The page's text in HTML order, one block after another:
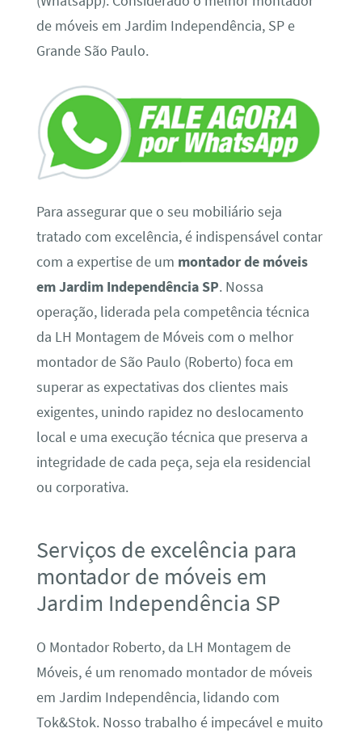
de móveis em Jardim Independência, SP e
Grande São Paulo.
Para assegurar que o seu mobiliário seja
tratado com excelência, é indispensável contar
com a expertise de um montador de móveis
em Jardim Independência SP. Nossa
operação, liderada pela competência técnica
da LH Montagem de Móveis com o melhor
montador de São Paulo (Roberto) foca em
superar as expectativas dos clientes mais
exigentes, unindo rapidez no deslocamento
local e uma execução técnica que preserva a
integridade de cada peça, seja ela residencial
ou corporativa.
Serviços de excelência para
montador de móveis em
Jardim Independência SP
O Montador Roberto, da LH Montagem de
Móveis, é um renomado montador de móveis
em Jardim Independência, lidando com
Tok&Stok. Nosso trabalho é impecável e muito